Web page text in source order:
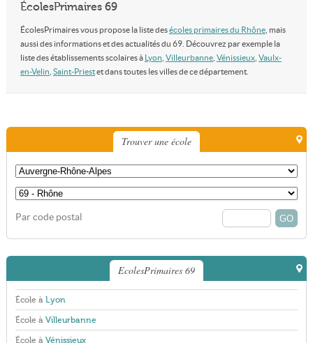
ÉcolesPrimaires 69
ÉcolesPrimaires vous propose la liste desécoles primaires du Rhône, mais
aussi des informations et des actualités du 69. Découvrez par exemple la
liste des établissements scolaires à Lyon Villeurbanne, Vénissieux, Vaulx-
en-Velin Saint-Priestet dans toutes les villes de ce département.
Trouver une école
Par code postal
EcolesPrimaires 69
École à Lyon
École à Villeurbanne
École à Vénissieux